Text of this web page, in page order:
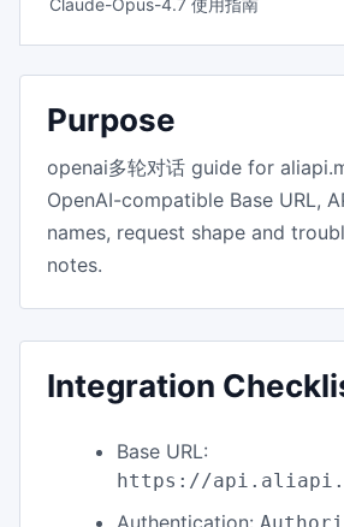
Claude-Opus-4.7 使用指南
Purpose
openai多轮对话 guide for
OpenAI-compatible Base URL,
names, request shape and
notes.
Integration
Base URL:
https://
Authentication: